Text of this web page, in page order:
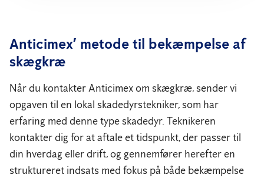
Anticimex’ metode til bekæmpelse af
skægkræ
Når du kontakter Anticimex om skægkræ, sender vi
opgaven til en lokal skadedyrstekniker, som har
erfaring med denne type skadedyr. Teknikeren
kontakter dig for at aftale et tidspunkt, der passer til
din hverdag eller drift, og gennemfører herefter en
struktureret indsats med fokus på både bekæmpelse